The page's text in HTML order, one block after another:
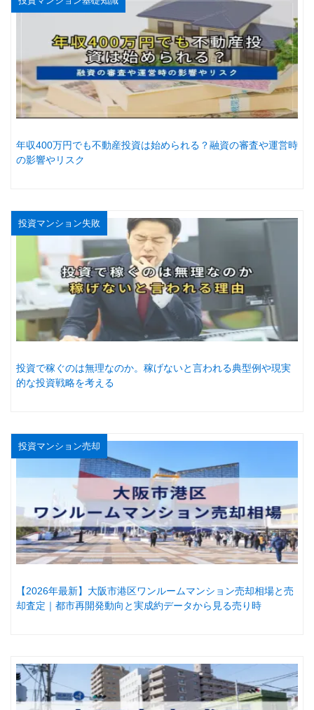
年収400万円でも不動産投資は始められる？融資の審査や運営時
の影響やリスク
投資マンション失敗
投資で稼ぐのは無理なのか。稼げないと言われる典型例や現実
的な投資戦略を考える
投資マンション売却
【2026年最新】大阪市港区ワンルームマンション売却相場と売
却査定｜都市再開発動向と実成約データから見る売り時